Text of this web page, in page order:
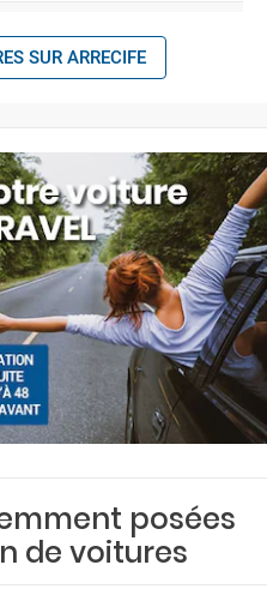
SUR ARRECIFE
posées
de voitures